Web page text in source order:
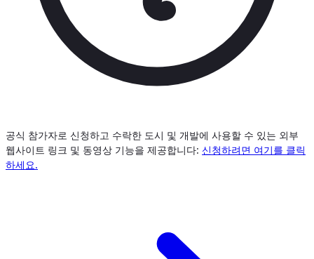
공식 참가자로 신청하고 수락한 도시 및 개발에 사용할 수 있는 외부
웹사이트 링크 및 동영상 기능을 제공합니다: 신청하려면 여기를 클릭
하세요.